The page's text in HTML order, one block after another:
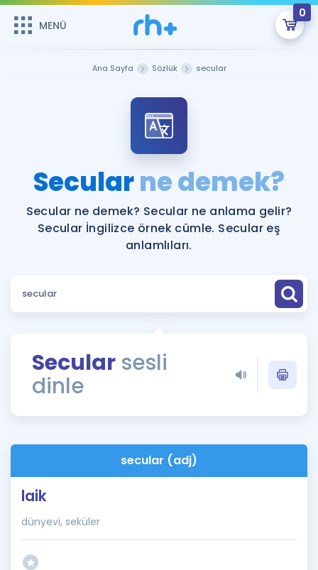
MENÜ
0
ÜYE DEĞİLİM
Sepetin Şu An Boş.
Remzi Hoca ile seni sınava hazırlayacak onlarca eğitim seni
bekliyor!
MENÜ
Faydalı Araçlar
Sözlük
Rehberlik Aracı
ÖSYM Sınav Takvimi
İngilizce Gramer
Hakkımızda
Ana Sayfa Sözlük secular
Secularne demek?
Secular ne demek? Secular ne anlama gelir?
Secular İngilizce örnek cümle. Secular eş
anlamlıları.
Secular sesli
dinle
secular (adj)
laik
dünyevi, seküler